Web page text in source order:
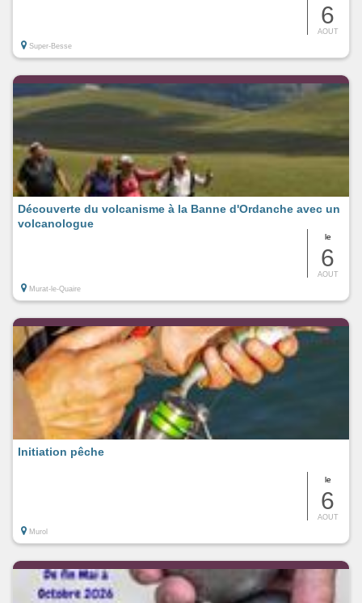
6
AOUT
Super-Besse
le
6
AOUT
Découverte du volcanisme à la Banne d'Ordanche avec un
volcanologue
Murat-le-Quaire
le
6
AOUT
Initiation pêche
Murol